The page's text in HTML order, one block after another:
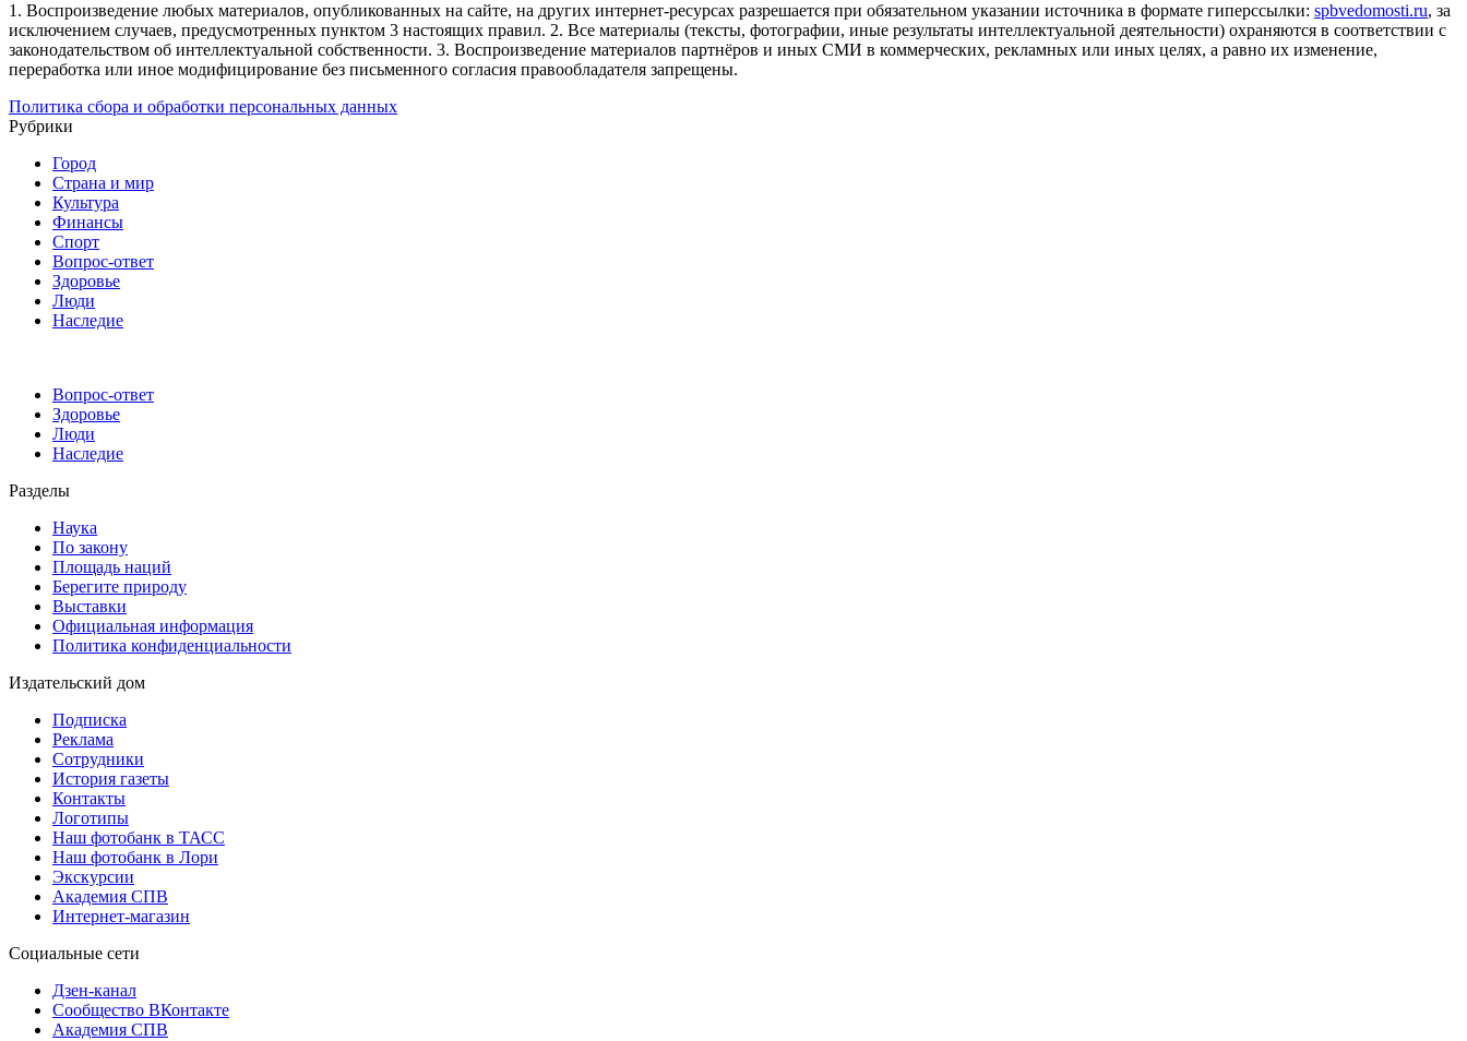
1. Воспроизведение любых материалов, опубликованных на сайте, на других интернет-ресурсах разрешается при обязательном указании источника в формате гиперссылки: spbvedomosti.ru, за
исключением случаев, предусмотренных пунктом 3 настоящих правил. 2. Все материалы (тексты, фотографии, иные результаты интеллектуальной деятельности) охраняются в соответствии с
законодательством об интеллектуальной собственности. 3. Воспроизведение материалов партнёров и иных СМИ в коммерческих, рекламных или иных целях, а равно их изменение,
переработка или иное модифицирование без письменного согласия правообладателя запрещены.
Политика сбора и обработки персональных данных
Рубрики
Город
Страна и мир
Культура
Финансы
Спорт
Вопрос-ответ
Здоровье
Люди
Наследие
Вопрос-ответ
Здоровье
Люди
Наследие
Разделы
Наука
По закону
Площадь наций
Берегите природу
Выставки
Официальная информация
Политика конфиденциальности
Издательский дом
Подписка
Реклама
Сотрудники
История газеты
Контакты
Логотипы
Наш фотобанк в ТАСС
Наш фотобанк в Лори
Экскурсии
Академия СПВ
Интернет-магазин
Социальные сети
Дзен-канал
Сообщество ВКонтакте
Академия СПВ